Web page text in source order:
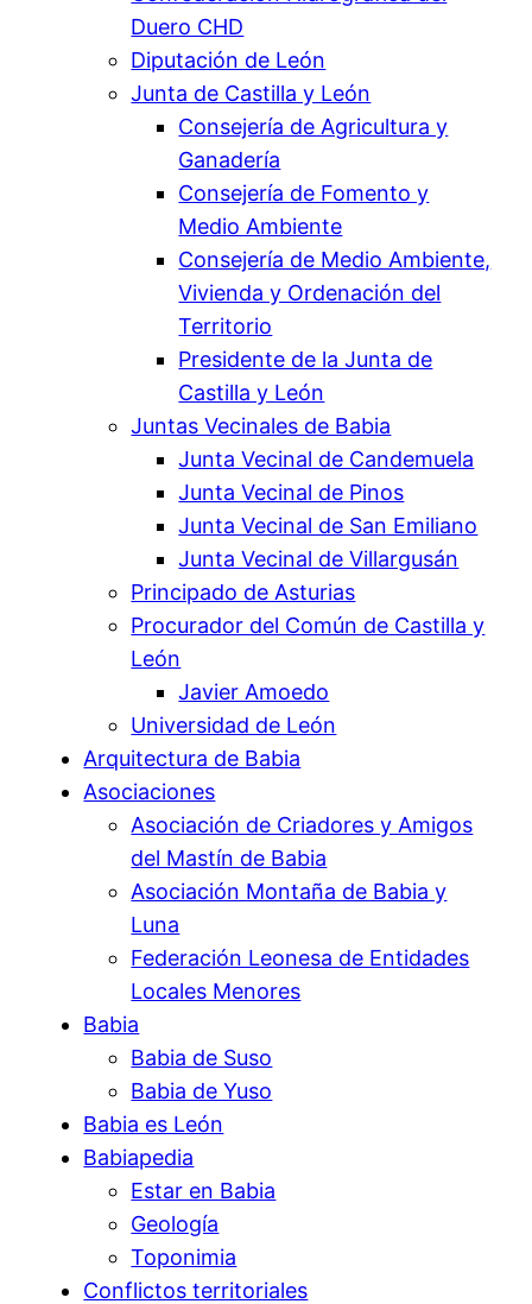
Duero CHD
Diputación de León
Junta de Castilla y León
Consejería de Agricultura y
Ganadería
Consejería de Fomento y
Medio Ambiente
Consejería de Medio Ambiente,
Vivienda y Ordenación del
Territorio
Presidente de la Junta de
Castilla y León
Juntas Vecinales de Babia
Junta Vecinal de Candemuela
Junta Vecinal de Pinos
Junta Vecinal de San Emiliano
Junta Vecinal de Villargusán
Principado de Asturias
Procurador del Común de Castilla y
León
Javier Amoedo
Universidad de León
Arquitectura de Babia
Asociaciones
Asociación de Criadores y Amigos
del Mastín de Babia
Asociación Montaña de Babia y
Luna
Federación Leonesa de Entidades
Locales Menores
Babia
Babia de Suso
Babia de Yuso
Babia es León
Babiapedia
Estar en Babia
Geología
Toponimia
Conflictos territoriales